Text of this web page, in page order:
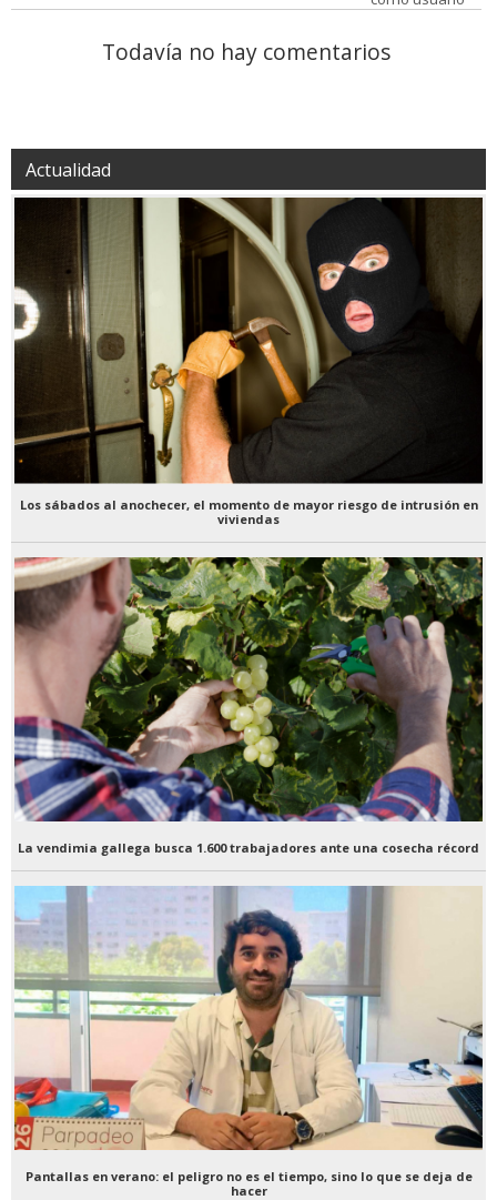
Todavía no hay comentarios
Actualidad
Los sábados al anochecer, el momento de mayor riesgo de intrusión en
viviendas
La vendimia gallega busca 1.600 trabajadores ante una cosecha récord
Pantallas en verano: el peligro no es el tiempo, sino lo que se deja de
hacer